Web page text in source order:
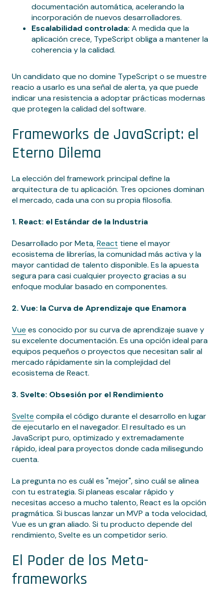
documentación automática, acelerando la
incorporación de nuevos desarrolladores.
Escalabilidad controlada: A medida que la
aplicación crece, TypeScript obliga a mantener la
coherencia y la calidad.
Un candidato que no domine TypeScript o se muestre
reacio a usarlo es una señal de alerta, ya que puede
indicar una resistencia a adoptar prácticas modernas
que protegen la calidad del software.
Frameworks de JavaScript: el
Eterno Dilema
La elección del framework principal define la
arquitectura de tu aplicación. Tres opciones dominan
el mercado, cada una con su propia filosofía.
1. React: el Estándar de la Industria
Desarrollado por Meta,React tiene el mayor
ecosistema de librerías, la comunidad más activa y la
mayor cantidad de talento disponible. Es la apuesta
segura para casi cualquier proyecto gracias a su
enfoque modular basado en componentes.
2. Vue: la Curva de Aprendizaje que Enamora
Vue es conocido por su curva de aprendizaje suave y
su excelente documentación. Es una opción ideal para
equipos pequeños o proyectos que necesitan salir al
mercado rápidamente sin la complejidad del
ecosistema de React.
3. Svelte: Obsesión por el Rendimiento
Svelte compila el código durante el desarrollo en lugar
de ejecutarlo en el navegador. El resultado es un
JavaScript puro, optimizado y extremadamente
rápido, ideal para proyectos donde cada milisegundo
cuenta.
La pregunta no es cuál es "mejor", sino cuál se alinea
con tu estrategia. Si planeas escalar rápido y
necesitas acceso a mucho talento, React es la opción
pragmática. Si buscas lanzar un MVP a toda velocidad,
Vue es un gran aliado. Si tu producto depende del
rendimiento, Svelte es un competidor serio.
El Poder de los Meta-
frameworks